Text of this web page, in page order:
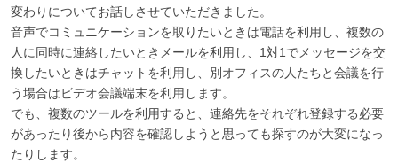
変わりについてお話しさせていただきました。
音声でコミュニケーションを取りたいときは電話を利用し、複数の
人に同時に連絡したいときメールを利用し、1対1でメッセージを交
換したいときはチャットを利用し、別オフィスの人たちと会議を行
う場合はビデオ会議端末を利用します。
でも、複数のツールを利用すると、連絡先をそれぞれ登録する必要
があったり後から内容を確認しようと思っても探すのが大変になっ
たりします。